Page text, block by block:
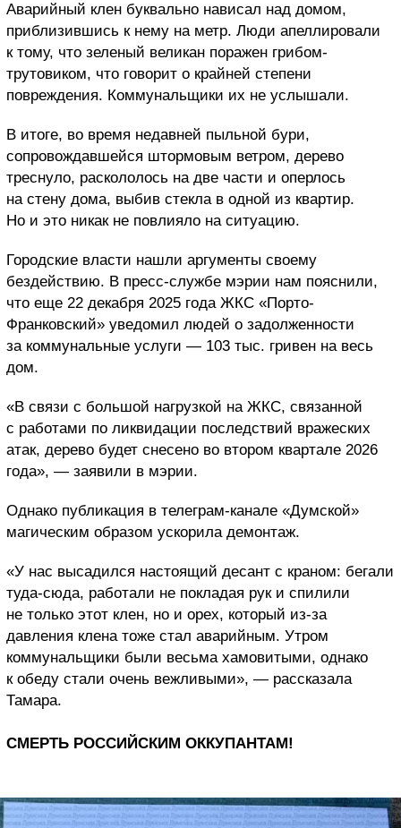
Аварийный клен буквально нависал над домом,
приблизившись к нему на метр. Люди апеллировали
к тому, что зеленый великан поражен грибом-
трутовиком, что говорит о крайней степени
повреждения. Коммунальщики их не услышали.
В итоге, во время недавней пыльной бури,
сопровождавшейся штормовым ветром, дерево
треснуло, раскололось на две части и оперлось
на стену дома, выбив стекла в одной из квартир.
Но и это никак не повлияло на ситуацию.
Городские власти нашли аргументы своему
бездействию. В пресс-службе мэрии нам пояснили,
что еще 22 декабря 2025 года ЖКС «Порто-
Франковский» уведомил людей о задолженности
за коммунальные услуги — 103 тыс. гривен на весь
дом.
«В связи с большой нагрузкой на ЖКС, связанной
с работами по ликвидации последствий вражеских
атак, дерево будет снесено во втором квартале 2026
года», — заявили в мэрии.
Однако публикация в телеграм-канале «Думской»
магическим образом ускорила демонтаж.
«У нас высадился настоящий десант с краном: бегали
туда-сюда, работали не покладая рук и спилили
не только этот клен, но и орех, который из-за
давления клена тоже стал аварийным. Утром
коммунальщики были весьма хамовитыми, однако
к обеду стали очень вежливыми», — рассказала
Тамара.
СМЕРТЬ РОССИЙСКИМ ОККУПАНТАМ!